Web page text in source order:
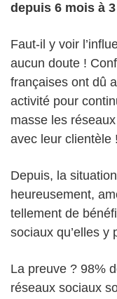
depuis 6 mois à
Faut-il y voir
aucun doute !
françaises ont dû
activité pour
masse les
avec leur clientèle !
Depuis, la
heureusement,
tellement de
sociaux qu’elles y
La preuve ? 98%
réseaux sociaux